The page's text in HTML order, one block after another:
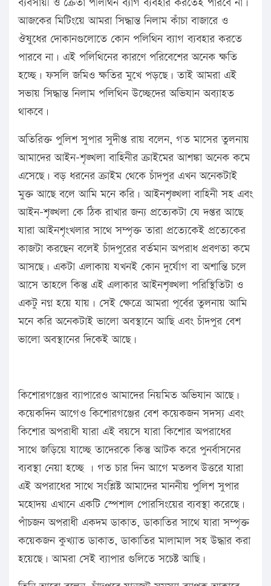
আজকের মিটিংয়ে আমরা সিদ্ধান্ত নিলাম কাঁচা বাজারে ও
ঔষুধের দোকানগুলোতে কোন পলিথিন ব্যাগ ব্যবহার করতে
পারবে না। এই পলিথিনের কারণে পরিবেশের অনেক ক্ষতি
হচ্ছে। ফসলি জমিও ক্ষতির মুখে পড়ছে। তাই আমরা এই
সভায় সিদ্ধান্ত নিলাম পলিথিন উচ্ছেদের অভিযান অব্যাহত
থাকবে।
অতিরিক্ত পুলিশ সুপার সুদীপ্ত রায় বলেন, গত মাসের তুলনায়
আমাদের আইন-শৃঙ্খলা বাহিনীর ক্রাইমের আশঙ্কা অনেক কমে
এসেছে। বড় ধরনের ক্রাইম থেকে চাঁদপুর এখন অনেকটাই
মুক্ত আছে বলে আমি মনে করি। আইনশৃঙ্খলা বাহিনী সহ এবং
আইন-শৃঙ্খলা কে ঠিক রাখার জন্য প্রত্যেকটা যে দপ্তর আছে
যারা আইনশৃংখলার সাথে সম্পৃক্ত তারা প্রত্যেকেই প্রত্যেকের
কাজটা করছেন বলেই চাঁদপুরের বর্তমান অপরাধ প্রবণতা কমে
আসছে। একটা এলাকায় যখনই কোন দুর্যোগ বা অশান্তি চলে
আসে তাহলে কিন্তু এই এলাকার আইনশৃঙ্খলা পরিস্থিতিটা ও
একটু নগ্ন হয়ে যায়। সেই ক্ষেত্রে আমরা পূর্বের তুলনায় আমি
মনে করি অনেকটাই ভালো অবস্থানে আছি এবং চাঁদপুর বেশ
ভালো অবস্থানের দিকেই আছে।
কিশোরগঞ্জের ব্যাপারেও আমাদের নিয়মিত অভিযান আছে।
কয়েকদিন আগেও কিশোরগঞ্জের বেশ কয়েকজন সদস্য এবং
কিশোর অপরাধী যারা এই বয়সে যারা কিশোর অপরাধের
সাথে জড়িয়ে যাচ্ছে তাদেরকে কিন্তু আটক করে পুনর্বাসনের
ব্যবস্থা নেয়া হচ্ছে । গত চার দিন আগে মতলব উত্তরে যারা
এই অপরাধের সাথে সংশ্লিষ্ট আমাদের মাননীয় পুলিশ সুপার
মহোদয় এখানে একটি স্পেশাল পোরসিংয়ের ব্যবস্থা করেছে।
পাঁচজন অপরাধী একদম ডাকাত, ডাকাতির সাথে যারা সম্পৃক্ত
কয়েকজন কুখ্যাত ডাকাত, ডাকাতির মালামাল সহ উদ্ধার করা
হয়েছে। আমরা সেই ব্যাপার গুলিতে সচেষ্ট আছি।